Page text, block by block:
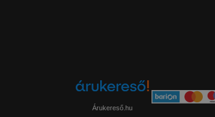
Árukereső.hu